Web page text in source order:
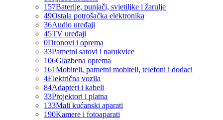
157Baterije, punjači, svjetiljke i žarulje
49Ostala potrošačka elektronika
36Audio uređaji
45TV uređaji
0Dronovi i oprema
33Pametni satovi i narukvice
106Glazbena oprema
161Mobiteli, pametni mobiteli, telefoni i dodaci
4Električna vozila
84Adapteri i kabeli
33Projektori i platna
133Mali kućanski aparati
190Kamere i fotoaparati